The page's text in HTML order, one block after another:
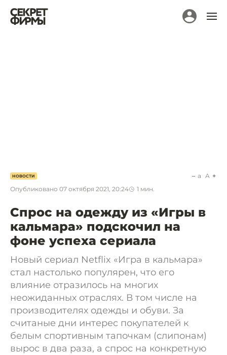
НОВОСТИ
Опубликовано 07 октября 2021, 20:24 1 мин.
a A
Спрос на одежду из «Игры в
кальмара» подскочил на
фоне успеха сериала
Новый сериал Netflix «Игра в кальмара»
стал настолько популярен, что его
влияние отразилось на многих
неожиданных отраслях. В том числе на
производителях одежды и обуви. За
считаные дни интерес покупателей к
белым спортивным тапочкам (слипонам)
вырос в два раза, а спрос на конкретную